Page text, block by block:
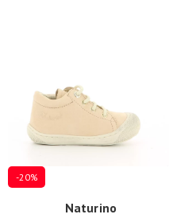
-20%
Naturino